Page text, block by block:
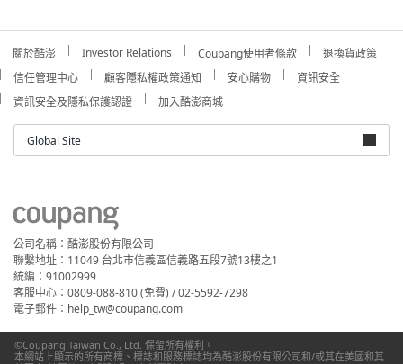
關於酷澎 Investor Relations Coupang使用者條款
退換貨政策
信任管理中心
顧客隱私權政策通知 安心購物
資訊安全
資訊安全及隱私保護認證
加入酷澎商城
Global Site
公司名稱：酷澎股份有限公司
聯繫地址：11049 台北市信義區信義路五段7號13樓之1
統編：91002999
客服中心：0809-088-810 (免費) / 02-5592-7298
電子郵件：help_tw@coupang.com
©Coupang Taiwan Co., Ltd. 保留所有權利。
本網站上顯示的所有商標、標誌和服務標誌均為酷澎股份有限公司和/或其在美國和其